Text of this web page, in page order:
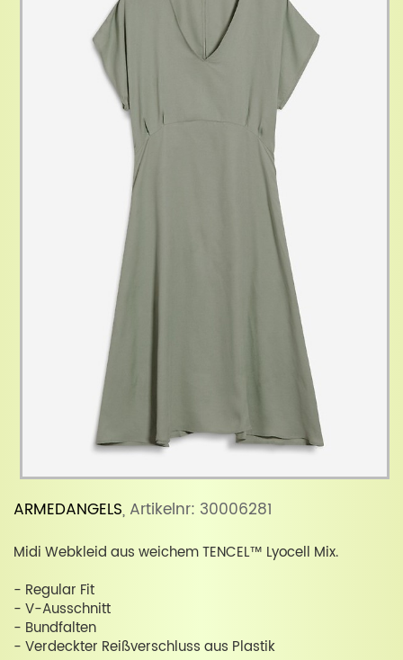
ARMEDANGELS, Artikelnr: 30006281
Midi Webkleid aus weichem TENCEL™ Lyocell Mix.
- Regular Fit
- V-Ausschnitt
- Bundfalten
- Verdeckter Reißverschluss aus Plastik